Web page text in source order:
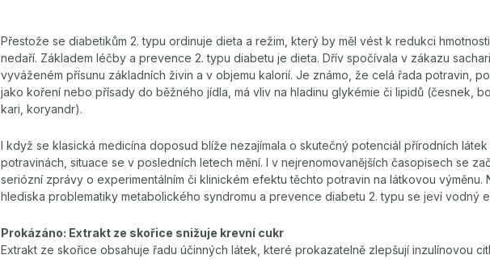
Přestože se diabetikům 2. typu ordinuje dieta a režim, který by měl vést k redukci
nedaří. Základem léčby a prevence 2. typu diabetu je dieta. Dřív spočívala v zákazu
vyváženém přísunu základních živin a v objemu kalorií. Je známo, že celá řada potravin,
jako koření nebo přísady do běžného jídla, má vliv na hladinu glykémie či lipidů (česnek,
kari, koryandr).
I když se klasická medicína doposud blíže nezajímala o skutečný potenciál přírodních
potravinách, situace se v posledních letech mění. I v nejrenomovanějších časopisech se
seriózní zprávy o experimentálním či klinickém efektu těchto potravin na látkovou výměnu.
hlediska problematiky metabolického syndromu a prevence diabetu 2. typu se jeví vodný
Prokázáno: Extrakt ze skořice snižuje krevní cukr
Extrakt ze skořice obsahuje řadu účinných látek, které prokazatelně zlepšují inzulínovou